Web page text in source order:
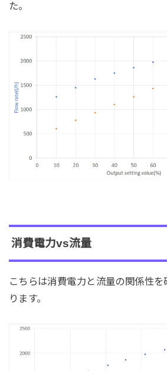
た。
消費電力vs流量
こちらは消費電力と流量の関係性
ります。